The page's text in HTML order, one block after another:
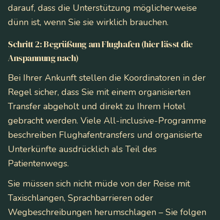
darauf, dass die Unterstützung möglicherweise
dünn ist, wenn Sie sie wirklich brauchen.
Schritt 2: Begrüßung am Flughafen (hier lässt die
Anspannung nach)
Bei Ihrer Ankunft stellen die Koordinatoren in der
Regel sicher, dass Sie mit einem organisierten
Transfer abgeholt und direkt zu Ihrem Hotel
gebracht werden. Viele All-inclusive-Programme
beschreiben Flughafentransfers und organisierte
Unterkünfte ausdrücklich als Teil des
Patientenwegs.
Sie müssen sich nicht müde von der Reise mit
Taxischlangen, Sprachbarrieren oder
Wegbeschreibungen herumschlagen – Sie folgen